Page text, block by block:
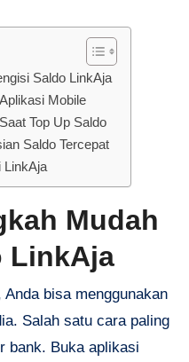
Saldo LinkAja
Mobile
Top Up Saldo
Saldo Tercepat
LinkAja
Mudah
LinkAja
bisa menggunakan
Salah satu cara paling
bank. Buka aplikasi